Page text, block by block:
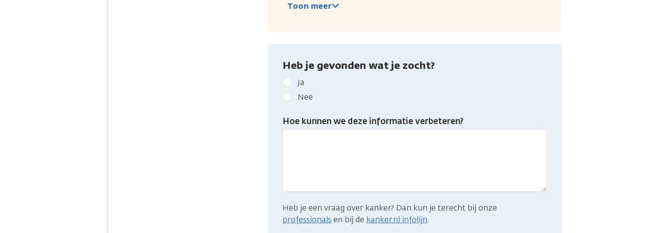
Toon meer
Heb je gevonden wat je zocht?
Geef
kanker.nl
feedback:
Heb
je
Ja
Nee
Hoe kunnen we deze informatie verbeteren?
Heb je een vraag over kanker? Dan kun je terecht bij onze
professionals en bij de kanker.nl infolijn.